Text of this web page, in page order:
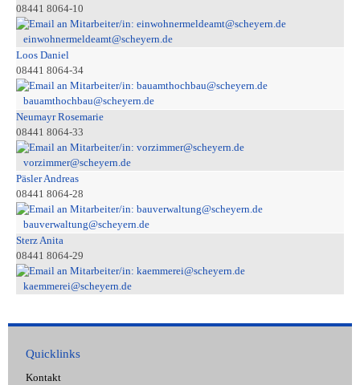
08441 8064-10
einwohnermeldeamt@scheyern.de
Loos Daniel
08441 8064-34
bauamthochbau@scheyern.de
Neumayr Rosemarie
08441 8064-33
vorzimmer@scheyern.de
Päsler Andreas
08441 8064-28
bauverwaltung@scheyern.de
Sterz Anita
08441 8064-29
kaemmerei@scheyern.de
Quicklinks
Kontakt